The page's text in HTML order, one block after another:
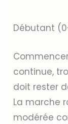
Débutant
continue,
doit rester
La marche
modérée